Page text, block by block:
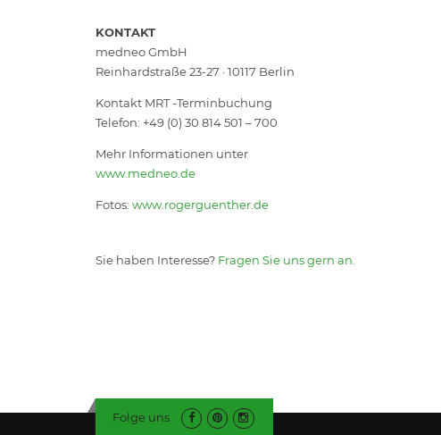
KONTAKT
medneo GmbH
Reinhardstraße 23-27 · 10117 Berlin
Kontakt MRT -Terminbuchung
Telefon: +49 (0) 30 814 501 – 700
Mehr Informationen unter
www.medneo.de
Fotos: www.rogerguenther.de
Sie haben Interesse? Fragen Sie uns gern an.
Folge uns